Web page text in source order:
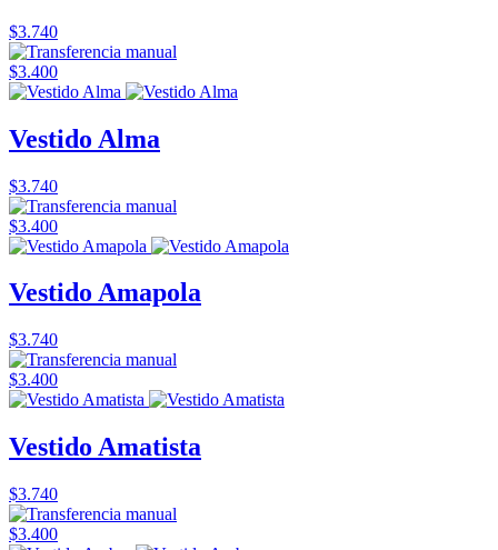
$3.740
$3.400
Vestido Alma
$3.740
$3.400
Vestido Amapola
$3.740
$3.400
Vestido Amatista
$3.740
$3.400